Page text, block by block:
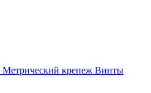
Метрический крепеж Винты